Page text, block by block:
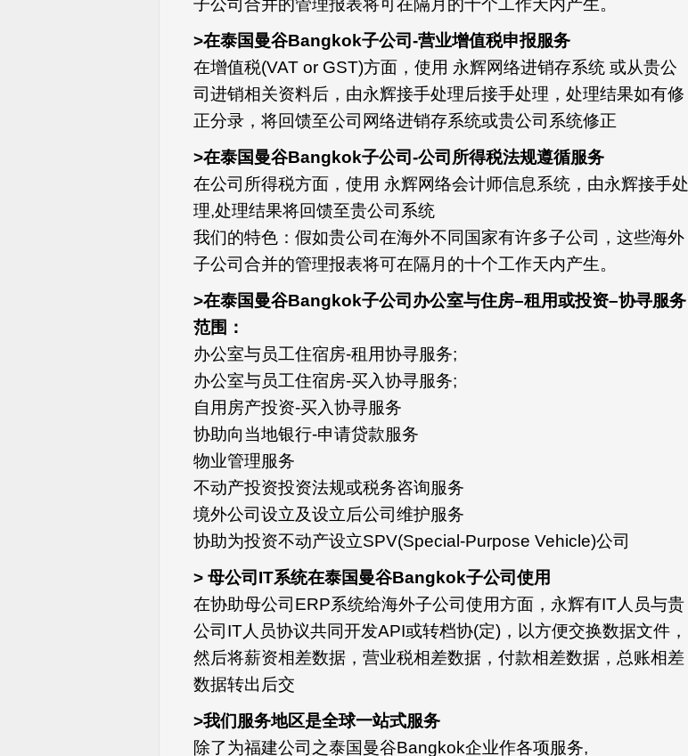
子公司合并的管理报表将可在隔月的十个工作天内产生。
>在泰国曼谷Bangkok子公司-营业增值税申报服务
在增值税(VAT or GST)方面，使用 永辉网络进销存系统 或从贵公
司进销相关资料后，由永辉接手处理后接手处理，处理结果如有修
正分录，将回馈至公司网络进销存系统或贵公司系统修正
>在泰国曼谷Bangkok子公司-公司所得税法规遵循服务
在公司所得税方面，使用 永辉网络会计师信息系统，由永辉接手处
理,处理结果将回馈至贵公司系统
我们的特色：假如贵公司在海外不同国家有许多子公司，这些海外
子公司合并的管理报表将可在隔月的十个工作天内产生。
>在泰国曼谷Bangkok子公司办公室与住房–租用或投资–协寻服务
范围：
办公室与员工住宿房-租用协寻服务;
办公室与员工住宿房-买入协寻服务;
自用房产投资-买入协寻服务
协助向当地银行-申请贷款服务
物业管理服务
不动产投资投资法规或税务咨询服务
境外公司设立及设立后公司维护服务
协助为投资不动产设立SPV(Special-Purpose Vehicle)公司
> 母公司IT系统在泰国曼谷Bangkok子公司使用
在协助母公司ERP系统给海外子公司使用方面，永辉有IT人员与贵
公司IT人员协议共同开发API或转档协(定)，以方便交换数据文件，
然后将薪资相差数据，营业税相差数据，付款相差数据，总账相差
数据转出后交
>我们服务地区是全球一站式服务
除了为福建公司之泰国曼谷Bangkok企业作各项服务,